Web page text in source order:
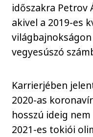
időszakra Petrov
akivel a 2019-es
vegyesúszó
Karrierjében
2020-as
hosszú ideig
2021-es tokiói